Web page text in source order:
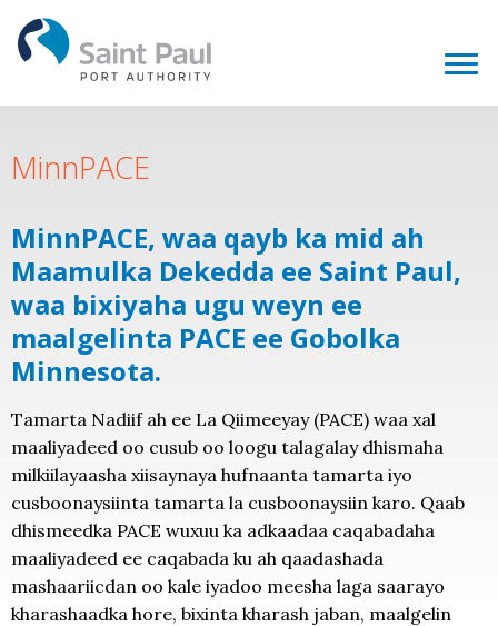
MinnPACE
MinnPACE, waa qayb ka mid ah
Maamulka Dekedda ee Saint Paul,
waa bixiyaha ugu weyn ee
maalgelinta PACE ee Gobolka
Minnesota.
Tamarta Nadiif ah ee La Qiimeeyay (PACE) waa xal
maaliyadeed oo cusub oo loogu talagalay dhismaha
milkiilayaasha xiisaynaya hufnaanta tamarta iyo
cusboonaysiinta tamarta la cusboonaysiin karo. Qaab
dhismeedka PACE wuxuu ka adkaadaa caqabadaha
maaliyadeed ee caqabada ku ah qaadashada
mashaariicdan oo kale iyadoo meesha laga saarayo
kharashaadka hore, bixinta kharash jaban, maalgelin